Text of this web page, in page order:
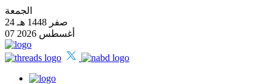
الجمعة
24 صفر 1448 هـ
07 أغسطس 2026